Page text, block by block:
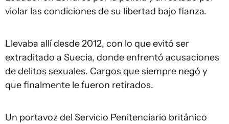
violar las condiciones de su libertad bajo fianza.
Llevaba allí desde 2012, con lo que evitó ser
extraditado a Suecia, donde enfrentó acusaciones
de delitos sexuales. Cargos que siempre negó y
que finalmente le fueron retirados.
Un portavoz del Servicio Penitenciario británico